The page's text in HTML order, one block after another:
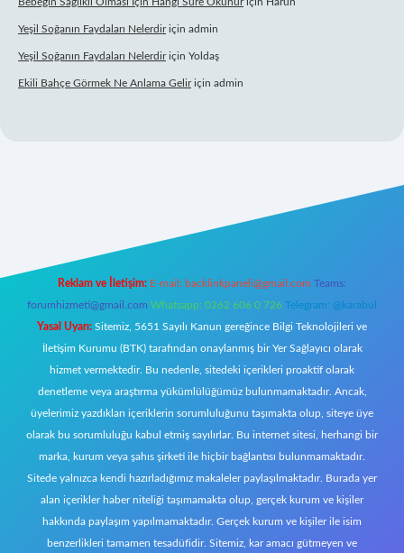
Yeşil Soğanın Faydaları Nelerdiriçin admin
Yeşil Soğanın Faydaları Nelerdiriçin Yoldaş
Ekili Bahçe Görmek Ne Anlama Geliriçin admin
Reklam ve İletişim: E-mail: backlinkpaneli@gmail.com Teams:
forumhizmeti@gmail.com Whatsapp: 0262 606 0 726 Telegram: @karabul
Yasal Uyarı: Sitemiz, 5651 Sayılı Kanun gereğince Bilgi Teknolojileri ve
İletişim Kurumu (BTK) tarafından onaylanmış bir Yer Sağlayıcı olarak
hizmet vermektedir. Bu nedenle, sitedeki içerikleri proaktif olarak
denetleme veya araştırma yükümlülüğümüz bulunmamaktadır. Ancak,
üyelerimiz yazdıkları içeriklerin sorumluluğunu taşımakta olup, siteye üye
olarak bu sorumluluğu kabul etmiş sayılırlar. Bu internet sitesi, herhangi bir
marka, kurum veya şahıs şirketi ile hiçbir bağlantısı bulunmamaktadır.
Sitede yalnızca kendi hazırladığımız makaleler paylaşılmaktadır. Burada yer
alan içerikler haber niteliği taşımamakta olup, gerçek kurum ve kişiler
hakkında paylaşım yapılmamaktadır. Gerçek kurum ve kişiler ile isim
benzerlikleri tamamen tesadüfidir. Sitemiz, kar amacı gütmeyen ve